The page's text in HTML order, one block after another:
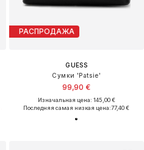
РАСПРОДАЖА
GUESS
Сумки 'Patsie'
99,90 €
Изначальная цена: 145,00 €
Последняя самая низкая цена:77,40 €